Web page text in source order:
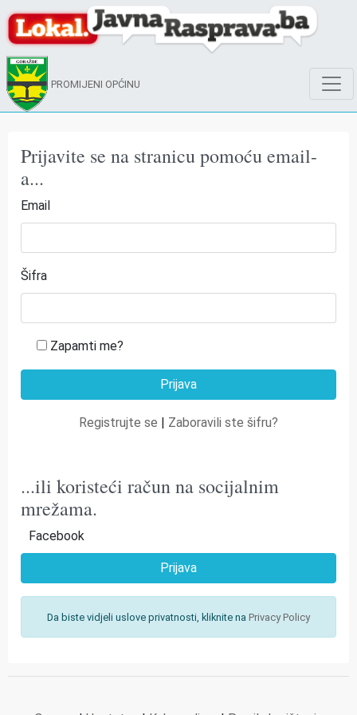
PROMIJENI OPĆINU
Prijavite se na stranicu pomoću email-
a...
Email
Šifra
Zapamti me?
Registrujte se | Zaboravili ste šifru?
...ili koristeći račun na socijalnim
mrežama.
Facebook
Prijava
Da biste vidjeli uslove privatnosti, kliknite na Privacy Policy